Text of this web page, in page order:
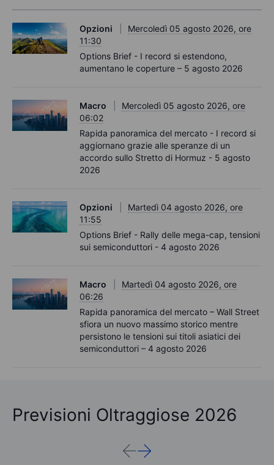
Opzioni
Mercoledì 05 agosto 2026, ore
11:30
Options Brief - I record si estendono,
aumentano le coperture – 5 agosto 2026
Macro
Mercoledì 05 agosto 2026, ore
06:02
Rapida panoramica del mercato - I record si
aggiornano grazie alle speranze di un
accordo sullo Stretto di Hormuz - 5 agosto
2026
Opzioni
Martedì 04 agosto 2026, ore
11:55
Options Brief - Rally delle mega-cap, tensioni
sui semiconduttori - 4 agosto 2026
Macro
Martedì 04 agosto 2026, ore
06:26
Rapida panoramica del mercato – Wall Street
sfiora un nuovo massimo storico mentre
persistono le tensioni sui titoli asiatici dei
semiconduttori – 4 agosto 2026
Previsioni Oltraggiose 2026